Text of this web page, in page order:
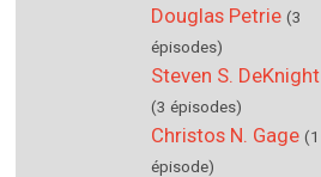
(1 épisode)
Nick Gomez
épisode)
Euros Lyn (1 épisode)
Steven S. DeKnight
(1 épisode)
Douglas Petrie (3
épisodes)
Steven S. DeKnight
(3 épisodes)
Christos N. Gage (1
épisode)